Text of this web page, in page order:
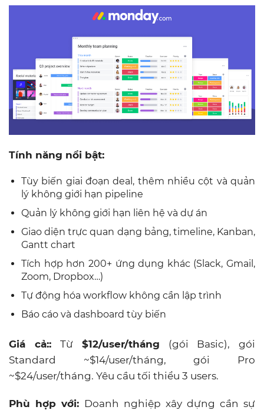
Tính năng nổi bật:
Tùy biến giai đoạn deal, thêm nhiều cột và quản
lý không giới hạn pipeline
Quản lý không giới hạn liên hệ và dự án
Giao diện trực quan dạng bảng, timeline, Kanban,
Gantt chart
Tích hợp hơn 200+ ứng dụng khác (Slack, Gmail,
Zoom, Dropbox…)
Tự động hóa workflow không cần lập trình
Báo cáo và dashboard tùy biến
Giá cả::Từ$12/user/tháng (gói Basic), gói
Standard ~$14/user/tháng, gói Pro
~$24/user/tháng. Yêu cầu tối thiểu 3 users.
Phù hợp với: Doanh nghiệp xây dựng cần sự